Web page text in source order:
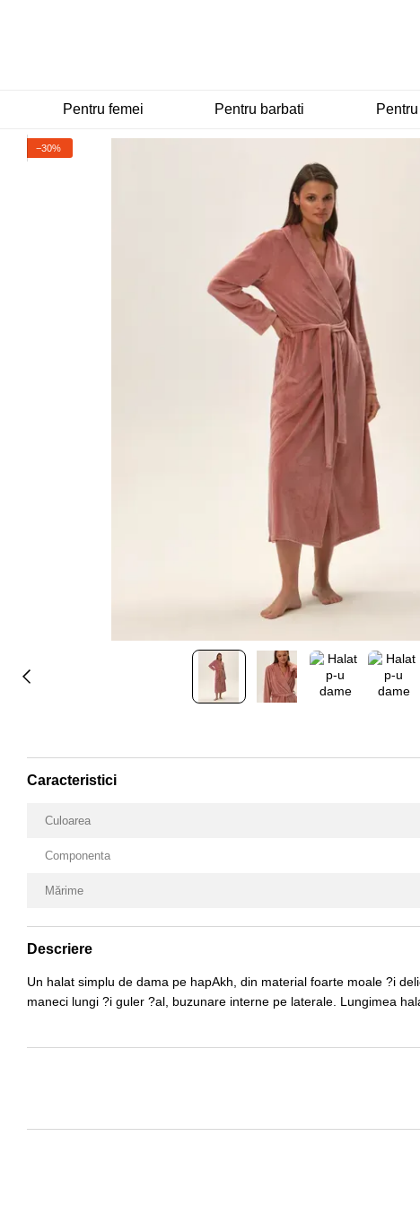
Pentru femei Pentru barbati
−30%
Caracteristici
Culoarea
Componenta
Mărime
Descriere
Un halat simplu de dama pe hapAkh, din material foarte moale ?i
maneci lungi ?i guler ?al, buzunare interne pe laterale. Lungimea